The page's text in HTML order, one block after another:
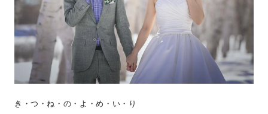
き・つ・ね・の・よ・め・い・り